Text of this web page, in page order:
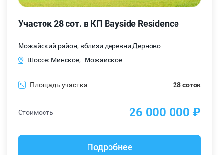
Участок 28 сот. в КП Bayside Residence
Можайский район, вблизи деревни Дерново
Шоссе: Минское,
Можайское
Площадь участка 28 соток
Стоимость 26 000 000 ₽
Подробнее